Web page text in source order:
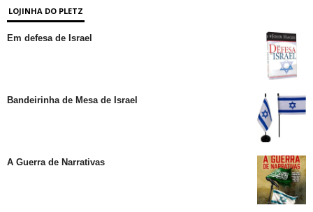
LOJINHA DO PLETZ
Em defesa de Israel
Bandeirinha de Mesa de Israel
A Guerra de Narrativas